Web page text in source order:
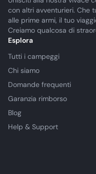
con altri avventurieri. Che
alle prime armi, il tuo
Creiamo qualcosa di
Esplora
Tutti i campeggi
Chi siamo
Domande frequenti
Garanzia rimborso
Blog
Help & Support